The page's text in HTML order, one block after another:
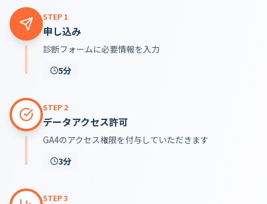
STEP 1
申し込み
診断フォームに必要情報を入力
5分
STEP 2
データアクセス許可
GA4のアクセス権限を付与していただきます
3分
STEP3